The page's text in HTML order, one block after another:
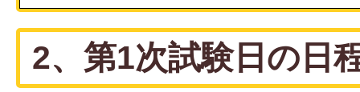
2、第1次試験日の日